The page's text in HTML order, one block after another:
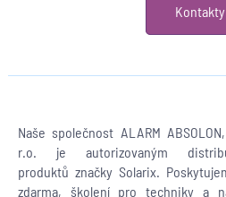
Kontakty
Naše společnost ALARM
r.o. je autorizovaným
produktů značky Solarix.
zdarma, školení pro techniky a